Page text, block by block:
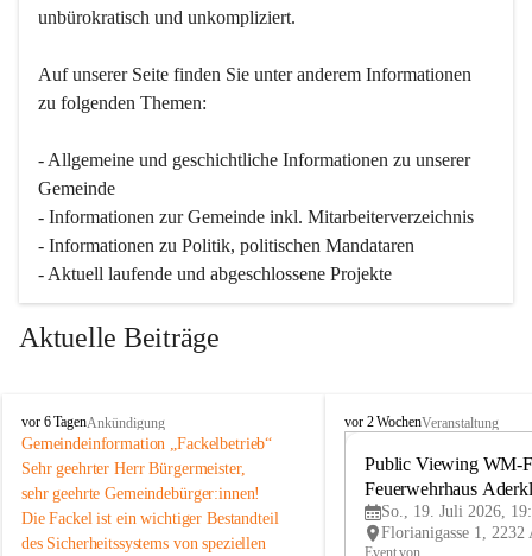
unbürokratisch und unkompliziert.
Auf unserer Seite finden Sie un­ter an­de­rem Informationen
zu folgenden Themen:
- Allgemeine und geschichtliche Informationen zu unserer
Gemeinde
- Informationen zur Gemeinde inkl. Mitarbeiterverzeichnis
- Informationen zu Politik, politischen Mandataren
- Aktuell laufende und abgeschlossene Projekte
Aktuelle Beiträge
A
d
e
r
k
l
a
vor 6 TagenAnkündigung
Gemeindeinformation „Fackelbetrieb“
Sehr geehrter Herr Bürgermeister,
sehr geehrte Gemeindebürger:innen!
Die Fackel ist ein wichtiger Bestandteil
des Sicherheitssystems von speziellen
A
vor 2 WochenVeranstaltung
Public Viewing WM-
Feuerwehrhaus
So., 19. Juli 2026,
Event von